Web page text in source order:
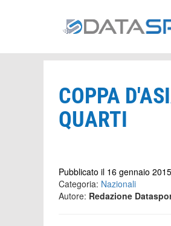
COPPA
QUARTI
Pubblicato il 16 gennaio
Categoria: Nazionali
Autore: Redazione